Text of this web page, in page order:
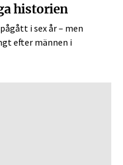
historien
i sex år – men
efter männen i